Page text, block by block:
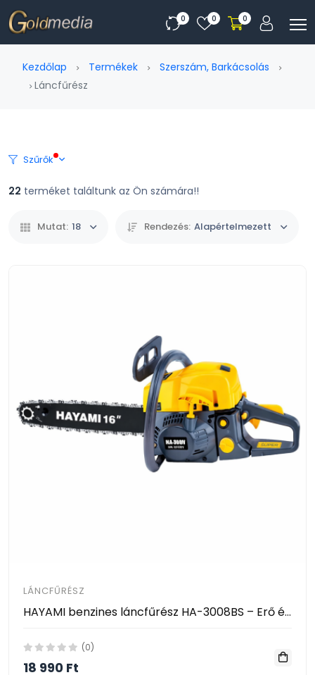
0 0 0
Kezdőlap Termékek
Szerszám, Barkácsolás
Láncfűrész
Szűrők
22 terméket találtunk az Ön számára!!
Mutat: 18 Rendezés: Alapértelmezett
LÁNCFŰRÉSZ
HAYAMI benzines láncfűrész HA-3008BS – Erő és megbízhatóság a ház körül
(0)
18 990 Ft